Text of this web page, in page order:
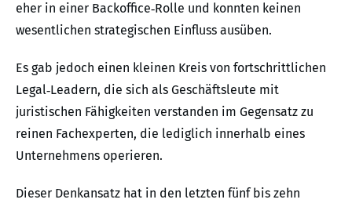
eher in einer Backoffice‑Rolle und konnten keinen
wesentlichen strategischen Einfluss ausüben.
Es gab jedoch einen kleinen Kreis von fortschrittlichen
Legal‑Leadern, die sich als Geschäftsleute mit
juristischen Fähigkeiten verstanden im Gegensatz zu
reinen Fachexperten, die lediglich innerhalb eines
Unternehmens operieren.
Dieser Denkansatz hat in den letzten fünf bis zehn